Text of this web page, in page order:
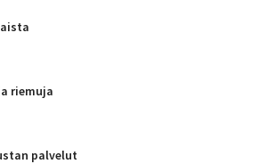
riemuja
palvelut